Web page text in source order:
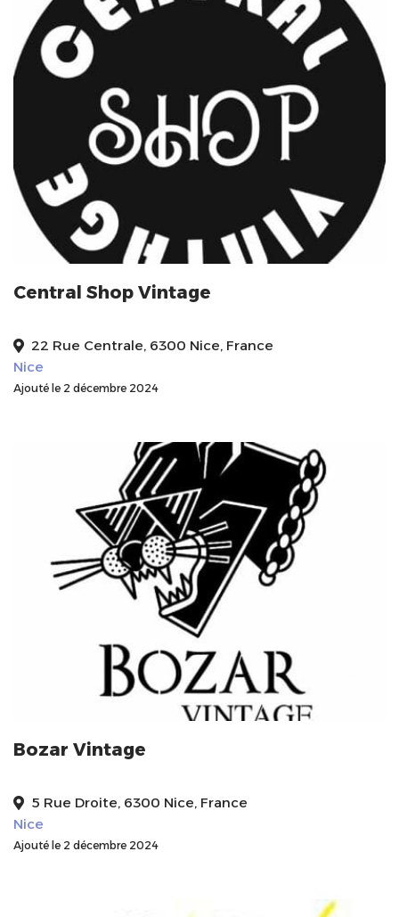
Central Shop Vintage
22 Rue Centrale, 6300 Nice, France
Nice
Ajouté le 2 décembre 2024
Bozar Vintage
5 Rue Droite, 6300 Nice, France
Nice
Ajouté le 2 décembre 2024